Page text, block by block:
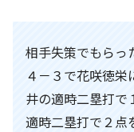
相手失策でもらっ
４－３で花咲徳
井の適時二塁打で
適時二塁打で２点